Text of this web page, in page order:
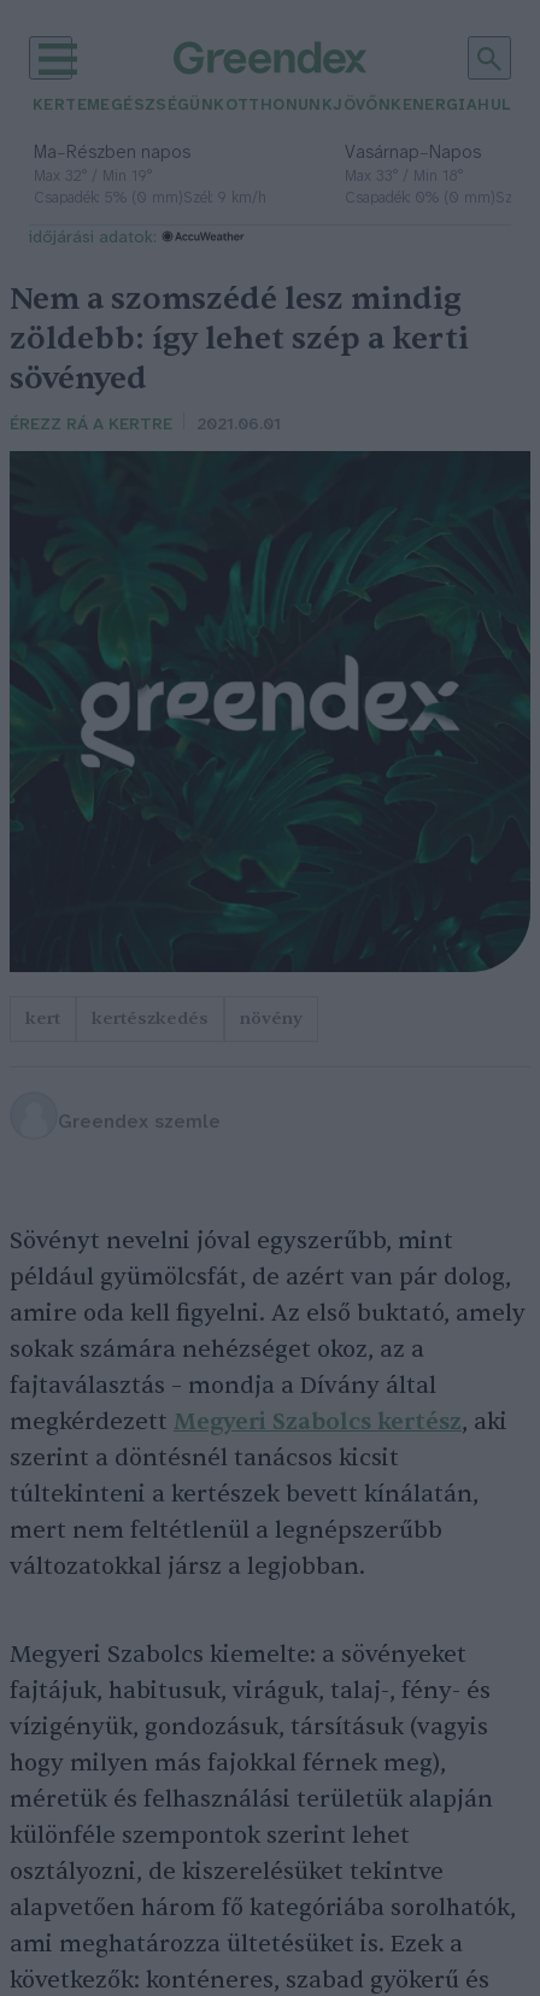
KERTEM EGÉSZSÉGÜNK OTTHONUNKJÖVŐNK ENERGIA
Ma– Részben napos
Max 32° / Min 19°
Csapadék: 5% (0 mm)Szél: 9 km/h
Vasárnap– Napos
Max 33° / Min 18°
Csapadék: 0% (0 mm)Szél:
időjárási adatok:
Nem a szomszédé lesz mindig
zöldebb: így lehet szép a kerti
sövényed
ÉREZZ RÁ A KERTRE 2021.06.01
kert kertészkedés növény
Greendex szemle
Sövényt nevelni jóval egyszerűbb, mint
például gyümölcsfát, de azért van pár dolog,
amire oda kell figyelni. Az első buktató, amely
sokak számára nehézséget okoz, az a
fajtaválasztás – mondja a Dívány által
megkérdezett Megyeri Szabolcs kertész, aki
szerint a döntésnél tanácsos kicsit
túltekinteni a kertészek bevett kínálatán,
mert nem feltétlenül a legnépszerűbb
változatokkal jársz a legjobban.
Megyeri Szabolcs kiemelte: a sövényeket
fajtájuk, habitusuk, viráguk, talaj-, fény- és
vízigényük, gondozásuk, társításuk (vagyis
hogy milyen más fajokkal férnek meg),
méretük és felhasználási területük alapján
különféle szempontok szerint lehet
osztályozni, de kiszerelésüket tekintve
alapvetően három fő kategóriába sorolhatók,
ami meghatározza ültetésüket is. Ezek a
következők: konténeres, szabad gyökerű és